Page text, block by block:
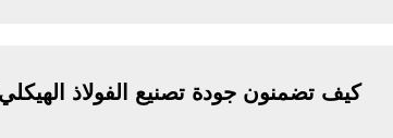
كيف تضمنون جودة تصنيع الفولاذ